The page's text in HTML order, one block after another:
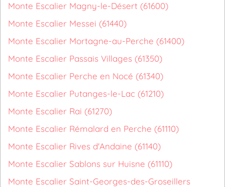
Monte Escalier Magny-le-Désert (61600)
Monte Escalier Messei (61440)
Monte Escalier Mortagne-au-Perche (61400)
Monte Escalier Passais Villages (61350)
Monte Escalier Perche en Nocé (61340)
Monte Escalier Putanges-le-Lac (61210)
Monte Escalier Rai (61270)
Monte Escalier Rémalard en Perche (61110)
Monte Escalier Rives d'Andaine (61140)
Monte Escalier Sablons sur Huisne (61110)
Monte Escalier Saint-Georges-des-Groseillers